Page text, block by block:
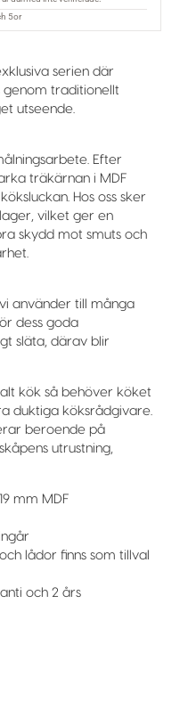
serien där
genom traditionellt
utseende.
Efter
träkärnan i MDF
Hos oss sker
vilket ger en
skydd mot smuts och
använder till många
dess goda
släta, därav blir
kök så behöver köket
duktiga köksrådgivare.
beroende på
utrustning,
mm MDF
lådor finns som tillval
och 2 års